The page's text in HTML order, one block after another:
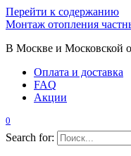
Перейти к содержанию
Монтаж отопления
В Москве и Московской
Оплата и доставка
FAQ
Акции
0
Search for: